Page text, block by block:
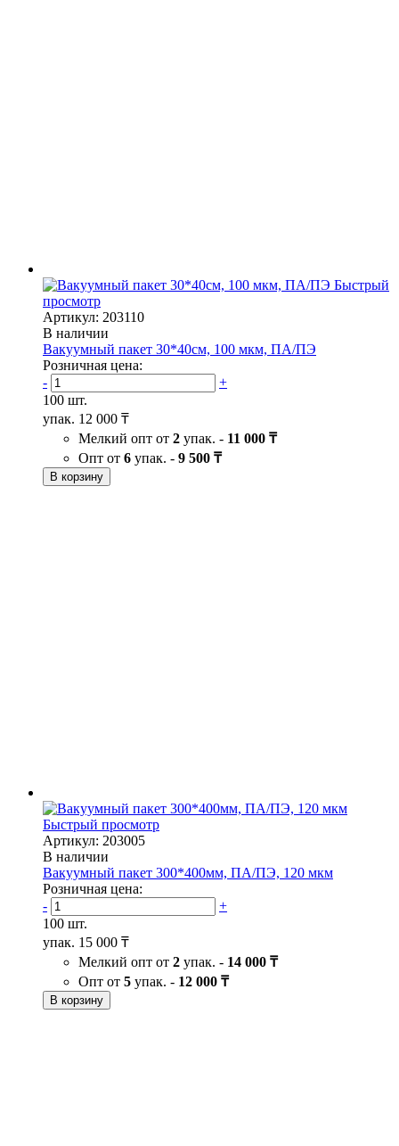
Быстрый
просмотр
Артикул: 203110
В наличии
Вакуумный пакет 30*40см, 100 мкм, ПА/ПЭ
Розничная цена:
-
+
100 шт.
упак. 12 000 ₸
Мелкий опт от 2 упак. - 11 000 ₸
Опт от 6 упак. - 9 500 ₸
В корзину
Быстрый просмотр
Артикул: 203005
В наличии
Вакуумный пакет 300*400мм, ПА/ПЭ, 120 мкм
Розничная цена:
-
+
100 шт.
упак. 15 000 ₸
Мелкий опт от 2 упак. - 14 000 ₸
Опт от 5 упак. - 12 000 ₸
В корзину